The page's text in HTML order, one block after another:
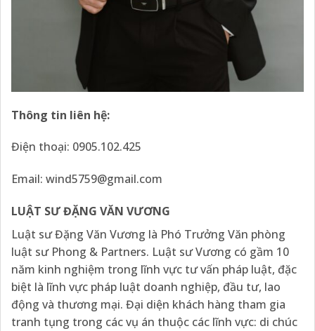
Thông tin liên hệ:
Điện thoại: 0905.102.425
Email: wind5759@gmail.com
LUẬT SƯ ĐẶNG VĂN VƯƠNG
Luật sư Đặng Văn Vương là Phó Trưởng Văn phòng
luật sư Phong & Partners. Luật sư Vương có gầm 10
năm kinh nghiệm trong lĩnh vực tư vấn pháp luật, đặc
biệt là lĩnh vực pháp luật doanh nghiệp, đầu tư, lao
động và thương mại. Đại diện khách hàng tham gia
tranh tụng trong các vụ án thuộc các lĩnh vực: di chúc